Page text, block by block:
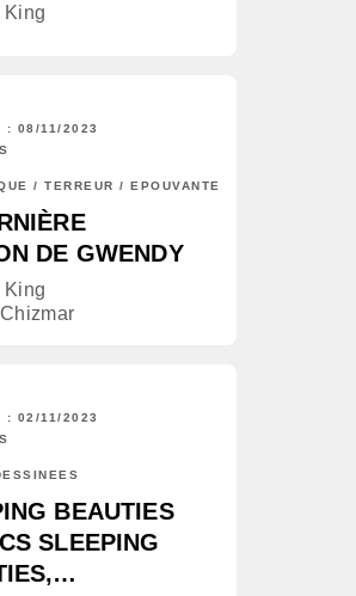
King
: 08/11/2023
/ TERREUR / EPOUVANTE
DE GWENDY
King
: 02/11/2023
BEAUTIES
SLEEPING